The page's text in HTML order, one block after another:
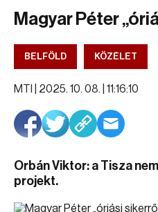
Magyar Péter
BELFÖLD KÖZÉLET
MTI | 2025. 10. 08. | 11:16:10
Orbán Viktor: a Tisza
projekt.